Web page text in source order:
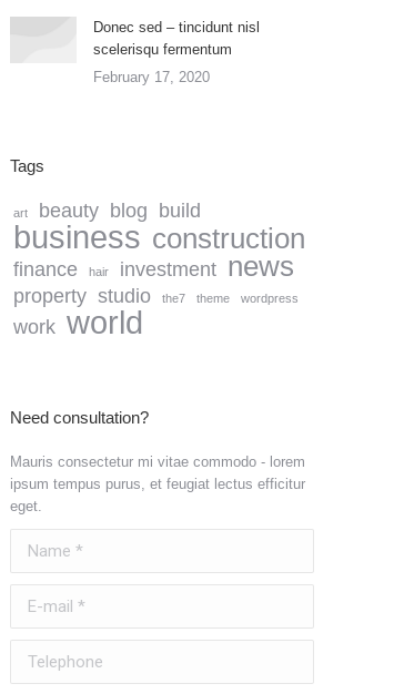
Donec sed – tincidunt nisl
scelerisqu fermentum
February 17, 2020
Tags
art beauty blog build
business construction
finance hair investment news
property studio the7 theme wordpress
work world
Need consultation?
Mauris consectetur mi vitae commodo - lorem
ipsum tempus purus, et feugiat lectus efficitur
eget.